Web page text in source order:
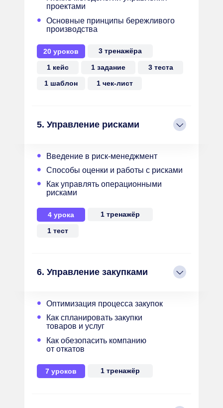
проектами
Основные принципы бережливого
производства
•
20 уроков
3 теста
1 чек-лист
1 шаблон
1 задание
1 кейс
3 тренажёра
5. Управление рисками
Способы оценки и работы с рисками
•
Введение в риск-менеджмент
•
4 урока
Как управлять операционными
рисками
•
1 тест
1 тренажёр
6. Управление закупками
Как спланировать закупки
товаров и услуг
•
Оптимизация процесса закупок
•
7 уроков
Как обезопасить компанию
от откатов
•
1 тренажёр